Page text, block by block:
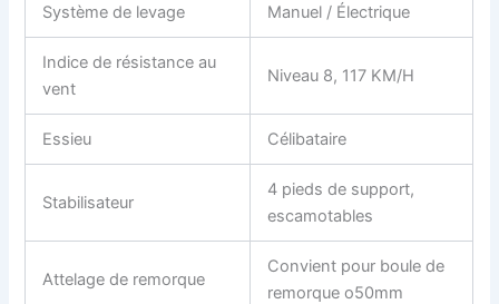
Système de levage Manuel / Électrique
Indice de résistance au
vent
Niveau 8, 117 KM/H
Essieu Célibataire
Stabilisateur
4 pieds de support,
escamotables
Attelage de remorque
Convient pour boule de
remorque o50mm